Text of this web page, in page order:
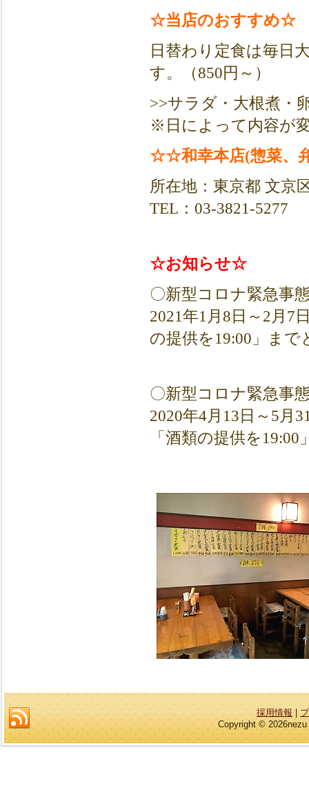
☆当店のおすすめ☆
日替わり定食は毎日
す。
（850円～）
>>サラダ・大根煮・
※日によって内容が
☆☆和幸本店(惣菜、
所在地：東京都 文京
TEL：03-3821-5277
☆お知らせ☆
〇新型コロナ緊急事
2021年1月8日～2月7
の提供を19:00」ま
〇新型コロナ緊急事
2020年4月13日～5月
「酒類の提供を
採用情報 |
Copyright ©